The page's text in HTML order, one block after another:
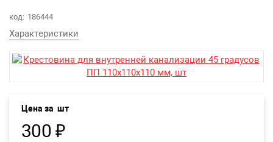
код: 186444
Характеристики
Цена за шт
300 ₽
Контакты
Екатеринбург